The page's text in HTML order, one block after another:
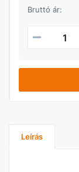
Bruttó ár:
Leírás